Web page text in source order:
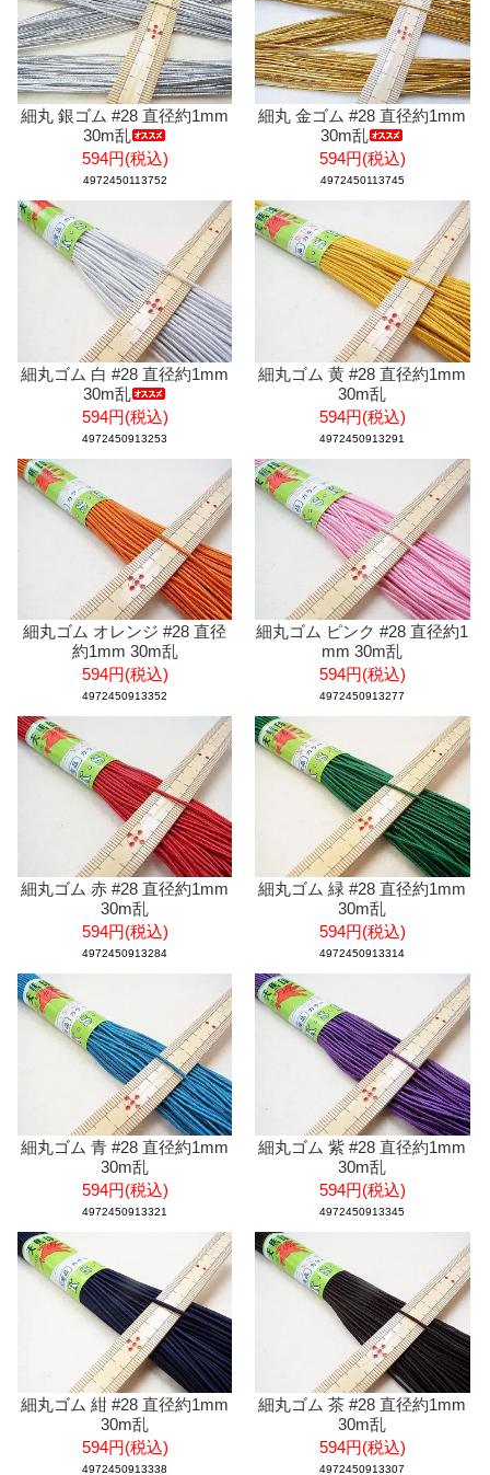
細丸 銀ゴム #28 直径約1mm
30m乱
594円(税込)
4972450113752
細丸 金ゴム #28 直径約1mm
30m乱
594円(税込)
4972450113745
細丸ゴム 白 #28 直径約1mm
30m乱
594円(税込)
4972450913253
細丸ゴム 黄 #28 直径約1mm
30m乱
594円(税込)
4972450913291
細丸ゴム オレンジ #28 直径
約1mm 30m乱
594円(税込)
4972450913352
細丸ゴム ピンク #28 直径約1
mm 30m乱
594円(税込)
4972450913277
細丸ゴム 赤 #28 直径約1mm
30m乱
594円(税込)
4972450913284
細丸ゴム 緑 #28 直径約1mm
30m乱
594円(税込)
4972450913314
細丸ゴム 青 #28 直径約1mm
30m乱
594円(税込)
4972450913321
細丸ゴム 紫 #28 直径約1mm
30m乱
594円(税込)
4972450913345
細丸ゴム 紺 #28 直径約1mm
30m乱
594円(税込)
4972450913338
細丸ゴム 茶 #28 直径約1mm
30m乱
594円(税込)
4972450913307